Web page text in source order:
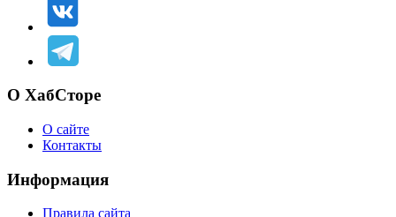
О ХабСторе
О сайте
Контакты
Информация
Правила сайта